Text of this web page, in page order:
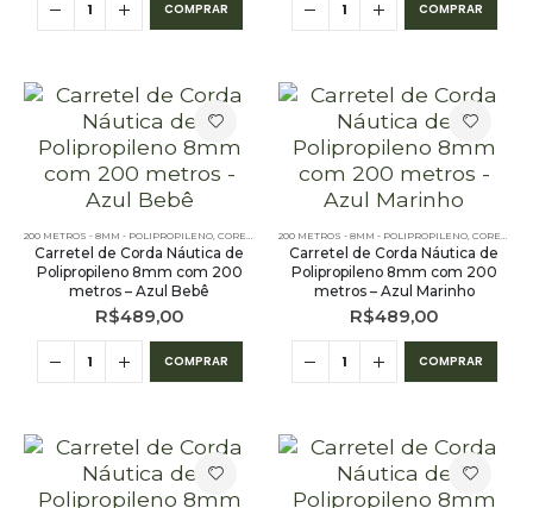
COMPRAR COMPRAR
200 METROS - 8MM - POLIPROPILENO, CORES LISAS - 200 METROS - 8MM - POLIPROPILENO
Carretel de Corda Náutica de
Polipropileno 8mm com 200
metros – Azul Bebê
R$489,00
COMPRAR
200 METROS - 8MM - POLIPROPILENO, CORES LISAS - 200 METROS - 8MM - POLIPROPILENO
Carretel de Corda Náutica de
Polipropileno 8mm com 200
metros – Azul Marinho
R$489,00
COMPRAR